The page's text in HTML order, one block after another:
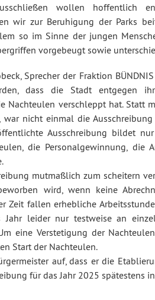
wollen hoffentlich
wir zur Beruhigung der Parks
so im Sinne der jungen
vorgebeugt sowie
Sprecher der Fraktion
dass die Stadt entgegen
Nachteulen verschleppt hat. Statt
war nicht einmal die
Ausschreibung bildet
die Personalgewinnung,
mutmaßlich zum scheitern
wird, wenn keine
Zeit fallen erhebliche
Jahr leider nur testweise an
eine Verstetigung der
Start der Nachteulen.
auf, dass er die
für das Jahr 2025 spätestens